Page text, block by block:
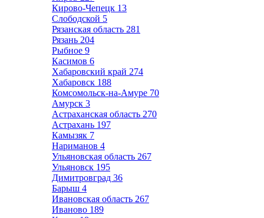
Кирово-Чепецк 13
Слободской 5
Рязанская область 281
Рязань 204
Рыбное 9
Касимов 6
Хабаровский край 274
Хабаровск 188
Комсомольск-на-Амуре 70
Амурск 3
Астраханская область 270
Астрахань 197
Камызяк 7
Нариманов 4
Ульяновская область 267
Ульяновск 195
Димитровград 36
Барыш 4
Ивановская область 267
Иваново 189